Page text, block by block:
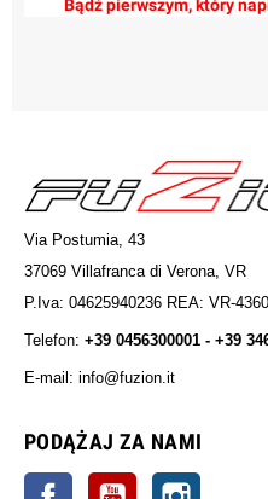
Bądź pierwszym, który
Via Postumia, 43
37069 Villafranca di Verona, VR
P.Iva: 04625940236 REA: VR-
Telefon: +39 0456300001 - +39
E-mail: info@fuzion.it
PODĄŻAJ ZA NAMI
Facebook YouTube